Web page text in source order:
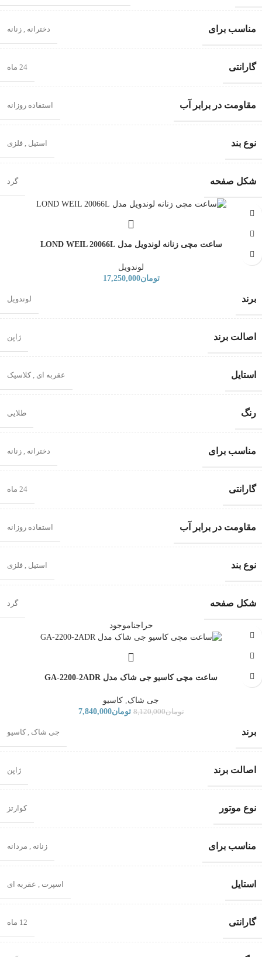
مناسب برای دخترانه زنانه
گارانتی 24 ماه
مقاومت در برابر آب استفاده روزانه
نوع بند استیل فلزی
شکل صفحه گرد
ساعت مچی زنانه لوندویل مدل LOND WEIL 20066L
لوندویل
تومان17,250,000
برند لوندویل
اصالت برند ژاپن
استایل عقربه ای , کلاسیک
رنگ طلایی
مناسب برای دخترانه , زنانه
گارانتی 24 ماه
مقاومت در برابر آب استفاده روزانه
نوع بند استیل , فلزی
شکل صفحه گرد
حراجناموجود
ساعت مچی کاسیو جی شاک مدل GA-2200-2ADR
جی شاک, کاسیو
تومان8,120,000 تومان7,840,000
برند جی شاک , کاسیو
اصالت برند ژاپن
نوع موتور کوارتز
مناسب برای زنانه , مردانه
استایل اسپرت , عقربه ای
گارانتی 12 ماه